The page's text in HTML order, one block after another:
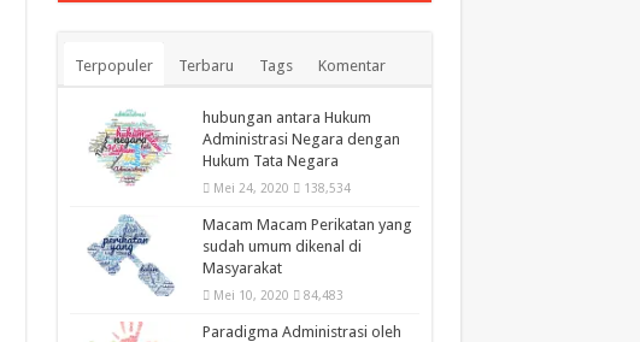
Terpopuler Terbaru Tags Komentar
hubungan antara Hukum
Administrasi Negara dengan
Hukum Tata Negara
Mei 24, 2020 138,534
Macam Macam Perikatan yang
sudah umum dikenal di
Masyarakat
Mei 10, 2020 84,483
Paradigma Administrasi oleh